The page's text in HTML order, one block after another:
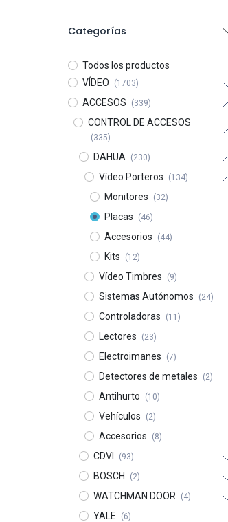
Categorías
Todos los productos
VÍDEO
(1703)
ACCESOS (339)
CONTROL DE ACCESOS
(335)
DAHUA (230)
Vídeo Porteros (134)
Monitores (32)
Placas (46)
Accesorios (44)
Kits (12)
Vídeo Timbres (9)
Sistemas Autónomos (24)
Controladoras (11)
Lectores (23)
Electroimanes (7)
Detectores de metales (2)
Antihurto (10)
Vehículos (2)
Accesorios (8)
CDVI (93)
BOSCH (2)
WATCHMAN DOOR (4)
YALE (6)